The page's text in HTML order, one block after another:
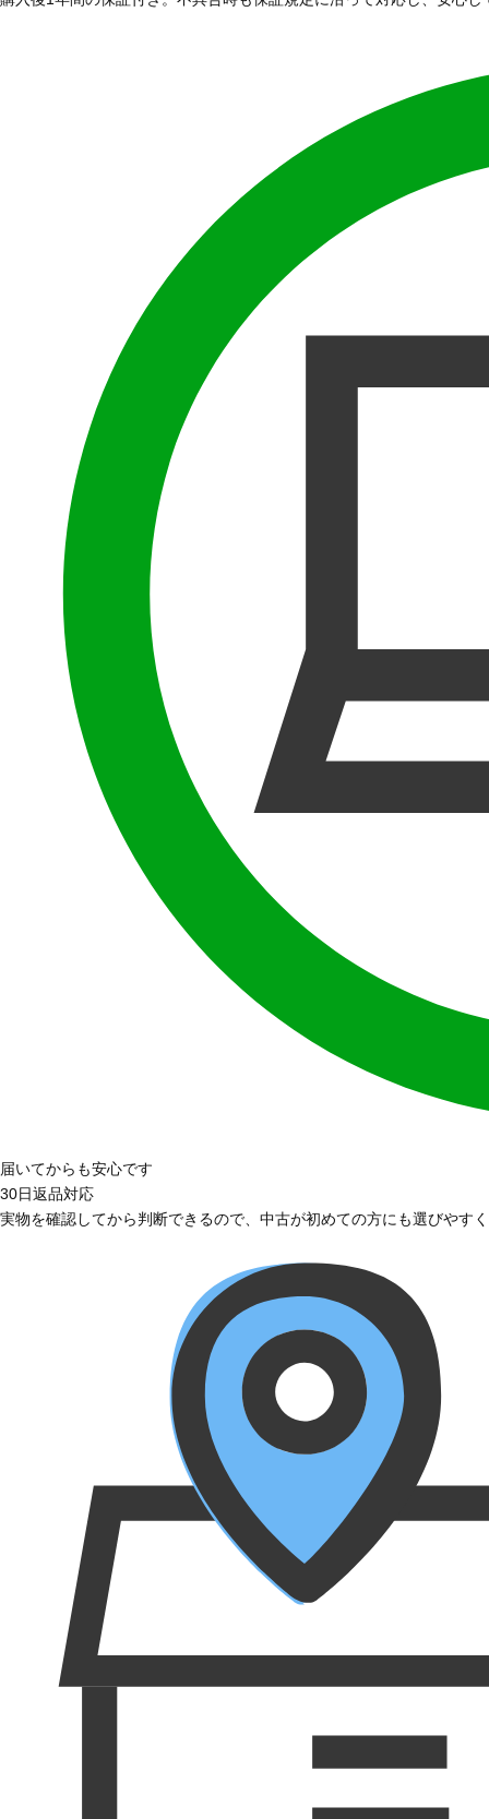
届いてからも安心です
30日返品対応
実物を確認してから判断できるので、中古が初めての方にも選びやす